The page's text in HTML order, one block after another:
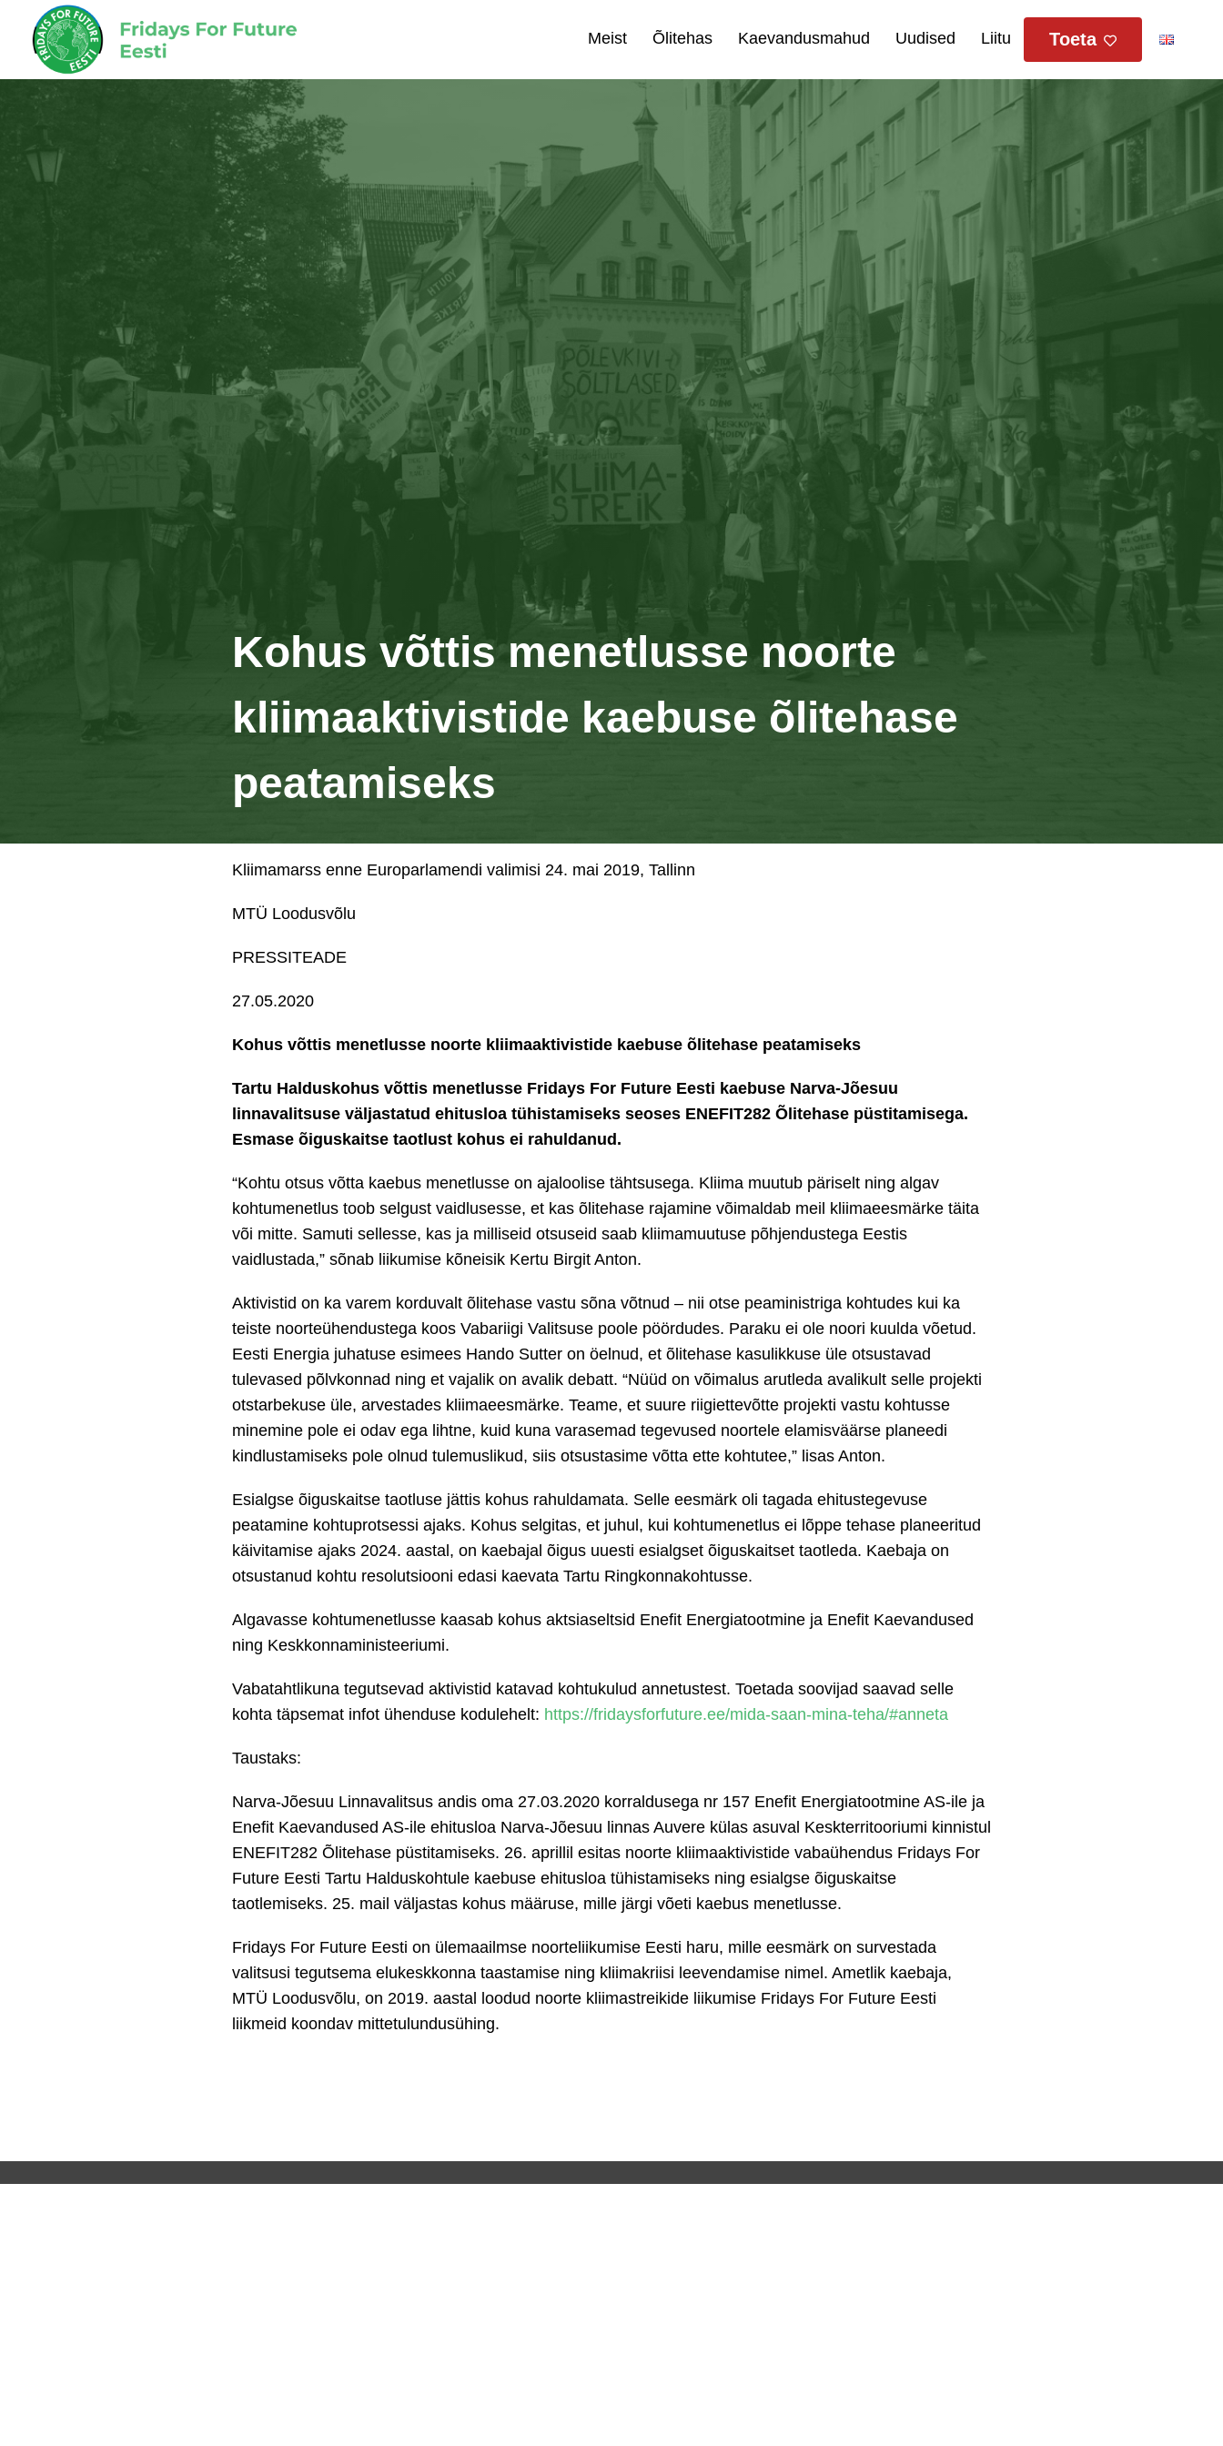
Meist Õlitehas Kaevandusmahud Uudised Liitu Toeta
Kohus võttis menetlusse noorte
kliimaaktivistide kaebuse õlitehase
peatamiseks
Kliimamarss enne Europarlamendi valimisi 24. mai 2019, Tallinn
MTÜ Loodusvõlu
PRESSITEADE
27.05.2020
Kohus võttis menetlusse noorte kliimaaktivistide kaebuse õlitehase peatamiseks
Tartu Halduskohus võttis menetlusse Fridays For Future Eesti kaebuse Narva-Jõesuu
linnavalitsuse väljastatud ehitusloa tühistamiseks seoses ENEFIT282 Õlitehase püstitamisega.
Esmase õiguskaitse taotlust kohus ei rahuldanud.
“Kohtu otsus võtta kaebus menetlusse on ajaloolise tähtsusega. Kliima muutub päriselt ning algav
kohtumenetlus toob selgust vaidlusesse, et kas õlitehase rajamine võimaldab meil kliimaeesmärke täita
või mitte. Samuti sellesse, kas ja milliseid otsuseid saab kliimamuutuse põhjendustega Eestis
vaidlustada,” sõnab liikumise kõneisik Kertu Birgit Anton.
Aktivistid on ka varem korduvalt õlitehase vastu sõna võtnud – nii otse peaministriga kohtudes kui ka
teiste noorteühendustega koos Vabariigi Valitsuse poole pöördudes. Paraku ei ole noori kuulda võetud.
Eesti Energia juhatuse esimees Hando Sutter on öelnud, et õlitehase kasulikkuse üle otsustavad
tulevased põlvkonnad ning et vajalik on avalik debatt. “Nüüd on võimalus arutleda avalikult selle projekti
otstarbekuse üle, arvestades kliimaeesmärke. Teame, et suure riigiettevõtte projekti vastu kohtusse
minemine pole ei odav ega lihtne, kuid kuna varasemad tegevused noortele elamisväärse planeedi
kindlustamiseks pole olnud tulemuslikud, siis otsustasime võtta ette kohtutee,” lisas Anton.
Esialgse õiguskaitse taotluse jättis kohus rahuldamata. Selle eesmärk oli tagada ehitustegevuse
peatamine kohtuprotsessi ajaks. Kohus selgitas, et juhul, kui kohtumenetlus ei lõppe tehase planeeritud
käivitamise ajaks 2024. aastal, on kaebajal õigus uuesti esialgset õiguskaitset taotleda. Kaebaja on
otsustanud kohtu resolutsiooni edasi kaevata Tartu Ringkonnakohtusse.
Algavasse kohtumenetlusse kaasab kohus aktsiaseltsid Enefit Energiatootmine ja Enefit Kaevandused
ning Keskkonnaministeeriumi.
Vabatahtlikuna tegutsevad aktivistid katavad kohtukulud annetustest. Toetada soovijad saavad selle
kohta täpsemat infot ühenduse kodulehelt: https://fridaysforfuture.ee/mida-saan-mina-teha/#anneta
Taustaks:
Narva-Jõesuu Linnavalitsus andis oma 27.03.2020 korraldusega nr 157 Enefit Energiatootmine AS-ile ja
Enefit Kaevandused AS-ile ehitusloa Narva-Jõesuu linnas Auvere külas asuval Keskterritooriumi kinnistul
ENEFIT282 Õlitehase püstitamiseks. 26. aprillil esitas noorte kliimaaktivistide vabaühendus Fridays For
Future Eesti Tartu Halduskohtule kaebuse ehitusloa tühistamiseks ning esialgse õiguskaitse
taotlemiseks. 25. mail väljastas kohus määruse, mille järgi võeti kaebus menetlusse.
Fridays For Future Eesti on ülemaailmse noorteliikumise Eesti haru, mille eesmärk on survestada
valitsusi tegutsema elukeskkonna taastamise ning kliimakriisi leevendamise nimel. Ametlik kaebaja,
MTÜ Loodusvõlu, on 2019. aastal loodud noorte kliimastreikide liikumise Fridays For Future Eesti
liikmeid koondav mittetulundusühing.